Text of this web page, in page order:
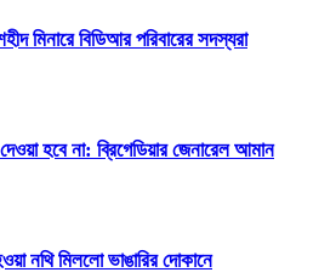
মিনারে বিডিআর পরিবারের সদস্যরা
হবে না: ব্রিগেডিয়ার জেনারেল আমান
নথি মিললো ভাঙারির দোকানে